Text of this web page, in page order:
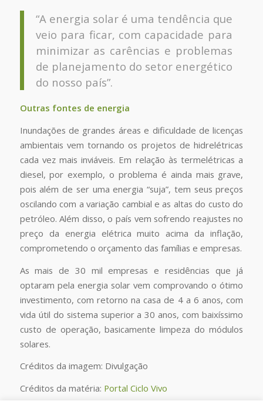
“A energia solar é uma tendência que
veio para ficar, com capacidade para
minimizar as carências e problemas
de planejamento do setor energético
do nosso país”.
Outras fontes de energia
Inundações de grandes áreas e dificuldade de licenças
ambientais vem tornando os projetos de hidrelétricas
cada vez mais inviáveis. Em relação às termelétricas a
diesel, por exemplo, o problema é ainda mais grave,
pois além de ser uma energia “suja”, tem seus preços
oscilando com a variação cambial e as altas do custo do
petróleo. Além disso, o país vem sofrendo reajustes no
preço da energia elétrica muito acima da inflação,
comprometendo o orçamento das famílias e empresas.
As mais de 30 mil empresas e residências que já
optaram pela energia solar vem comprovando o ótimo
investimento, com retorno na casa de 4 a 6 anos, com
vida útil do sistema superior a 30 anos, com baixíssimo
custo de operação, basicamente limpeza do módulos
solares.
Créditos da imagem: Divulgação
Créditos da matéria: Portal Ciclo Vivo